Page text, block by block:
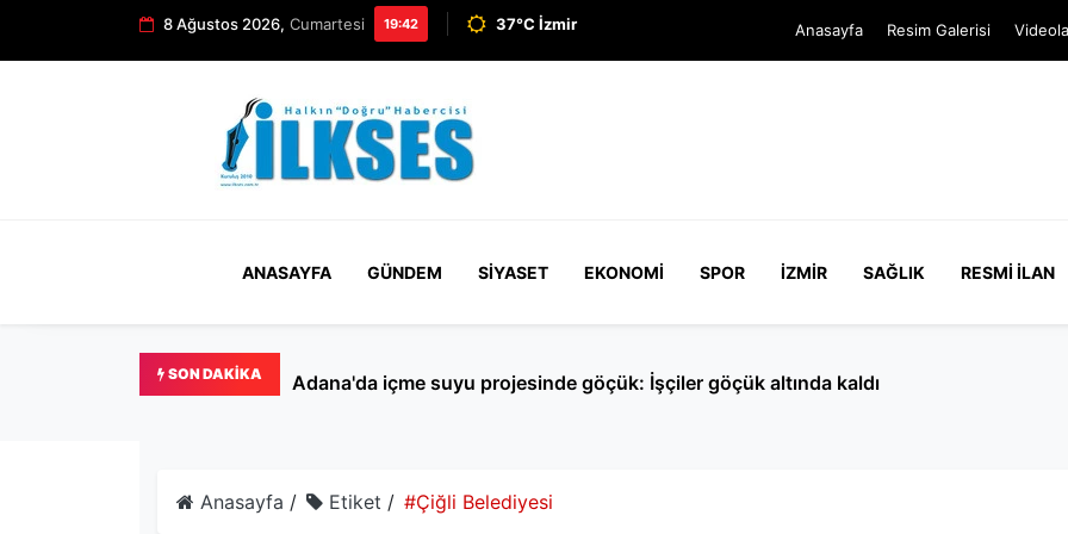
8 Ağustos 2026, Cumartesi 19:42 37°C İzmir Anasayfa Resim Galerisi
ANASAYFA GÜNDEM SIYASET EKONOMI SPOR İZMIR SAĞLIK RESMI İLAN
SON DAKIKA Adana'da içme suyu projesinde göçük: İşçiler göçük altında kaldı
Anasayfa / Etiket / #Çiğli Belediyesi